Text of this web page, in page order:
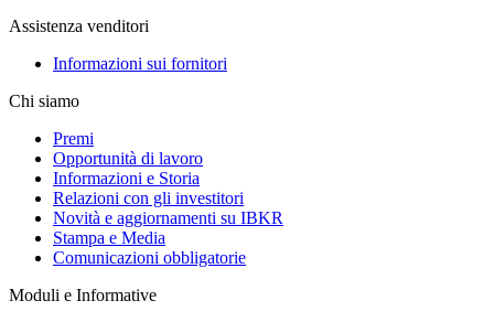
Assistenza venditori
Informazioni sui fornitori
Chi siamo
Premi
Opportunità di lavoro
Informazioni e Storia
Relazioni con gli investitori
Novità e aggiornamenti su IBKR
Stampa e Media
Comunicazioni obbligatorie
Moduli e Informative